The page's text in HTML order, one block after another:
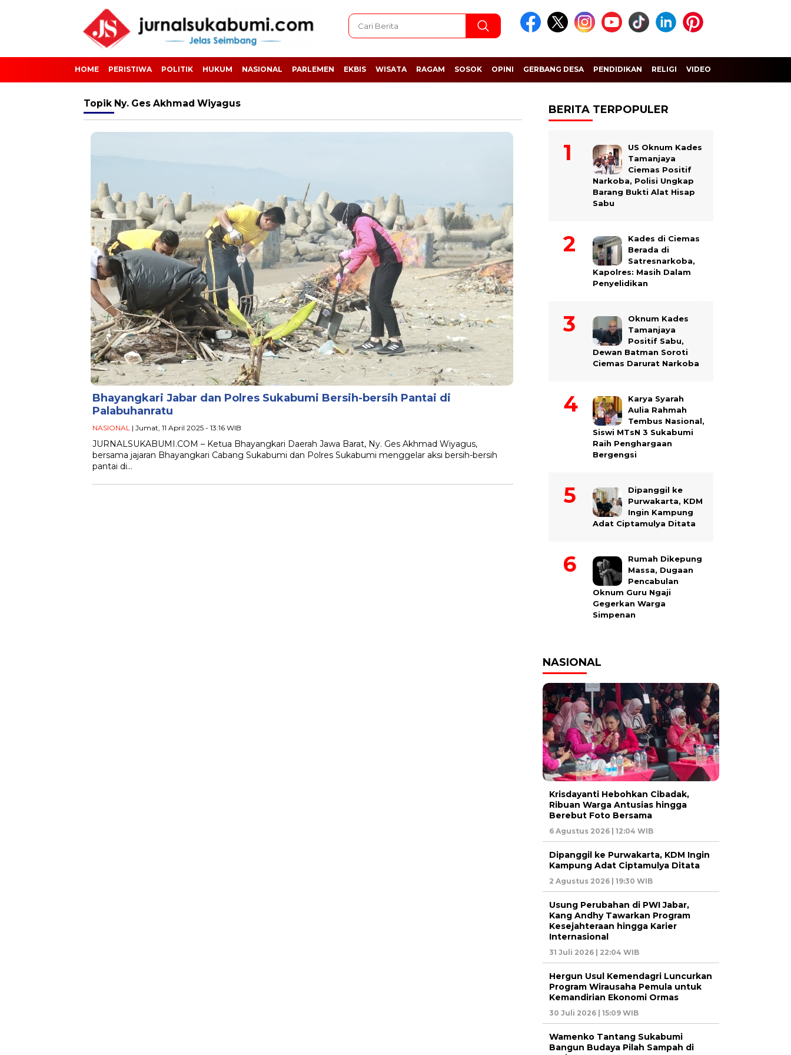
HOME PERISTIWA POLITIK HUKUM NASIONAL PARLEMEN EKBIS WISATA RAGAM SOSOK OPINI GERBANG DESA PENDIDIKAN RELIGI VIDEO
Topik Ny. Ges Akhmad Wiyagus
Bhayangkari Jabar dan Polres Sukabumi Bersih-bersih Pantai di
Palabuhanratu
NASIONAL | Jumat, 11 April 2025 - 13:16 WIB
JURNALSUKABUMI.COM – Ketua Bhayangkari Daerah Jawa Barat, Ny. Ges Akhmad Wiyagus,
bersama jajaran Bhayangkari Cabang Sukabumi dan Polres Sukabumi menggelar aksi bersih-bersih
pantai di…
BERITA TERPOPULER
US Oknum Kades
Tamanjaya
Ciemas Positif
Narkoba, Polisi Ungkap
Barang Bukti Alat Hisap
Sabu
Kades di Ciemas
Berada di
Satresnarkoba,
Kapolres: Masih Dalam
Penyelidikan
Oknum Kades
Tamanjaya
Positif Sabu,
Dewan Batman Soroti
Ciemas Darurat Narkoba
Karya Syarah
Aulia Rahmah
Tembus Nasional,
Siswi MTsN 3 Sukabumi
Raih Penghargaan
Bergengsi
Dipanggil ke
Purwakarta, KDM
Ingin Kampung
Adat Ciptamulya Ditata
Rumah Dikepung
Massa, Dugaan
Pencabulan
Oknum Guru Ngaji
Gegerkan Warga
Simpenan
NASIONAL
Krisdayanti Hebohkan Cibadak,
Ribuan Warga Antusias hingga
Berebut Foto Bersama
6 Agustus 2026 | 12:04 WIB
Dipanggil ke Purwakarta, KDM Ingin
Kampung Adat Ciptamulya Ditata
2 Agustus 2026 | 19:30 WIB
Usung Perubahan di PWI Jabar,
Kang Andhy Tawarkan Program
Kesejahteraan hingga Karier
Internasional
31 Juli 2026 | 22:04 WIB
Hergun Usul Kemendagri Luncurkan
Program Wirausaha Pemula untuk
Kemandirian Ekonomi Ormas
30 Juli 2026 | 15:09 WIB
Wamenko Tantang Sukabumi
Bangun Budaya Pilah Sampah di